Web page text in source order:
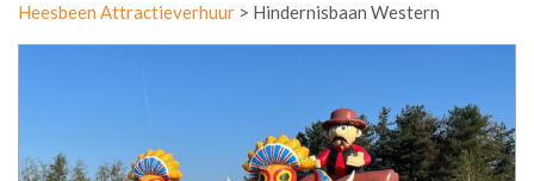
Heesbeen Attractieverhuur > Hindernisbaan Western